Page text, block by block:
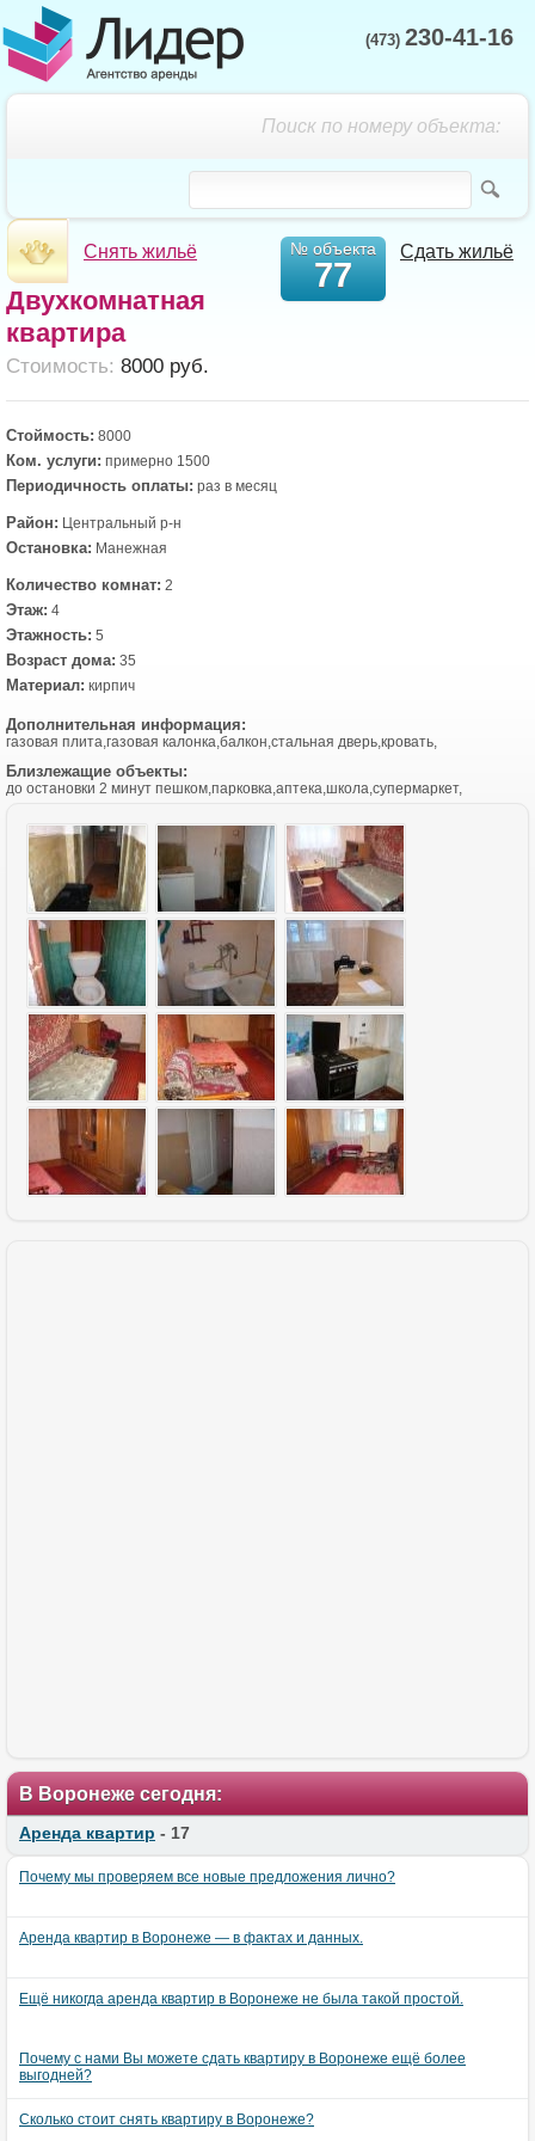
(473) 230-41-16
Поиск по номеру объекта:
Снять жильё Сдать жильё
№ объекта
77
Двухкомнатная
квартира
Cтоимость: 8000 руб.
Стоймость: 8000
Ком. услуги: примерно 1500
Периодичность оплаты: раз в месяц
Район: Центральный р-н
Остановка: Манежная
Количество комнат: 2
Этаж: 4
Этажность: 5
Возраст дома: 35
Материал: кирпич
Дополнительная информация:
газовая плита,газовая калонка,балкон,стальная дверь,кровать,
Близлежащие объекты:
до остановки 2 минут пешком,парковка,аптека,школа,супермаркет,
В Воронеже сегодня:
Аренда квартир - 17
Почему мы проверяем все новые предложения лично?
Аренда квартир в Воронеже — в фактах и данных.
Ещё никогда аренда квартир в Воронеже не была такой простой.
Почему с нами Вы можете сдать квартиру в Воронеже ещё более
выгодней?
Сколько стоит снять квартиру в Воронеже?